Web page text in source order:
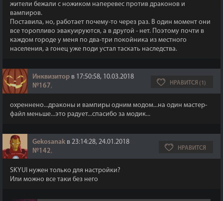
жители бежали с ножиком наперевес против драконов и
вампиров.
Поставила, но, работает почему-то через раз. В один момент они
все торопливо эвакуируются, а в другой - нет. Поэтому почти в
каждом городе у меня по два-три покойника из местного
населения, а гонец уже поди устал таскать наследства.
Инквизитор в 17:50:58, 10.03.2018
№167, НРАВИТСЯ (1)
охреннено...драконы и вампиры одним модом...на один мастер-
файл меньше...это радует...спасибо за модик...
Gekosanak в 23:14:28, 24.01.2018
№142, НРАВИТСЯ
SKYUI нужен только для настройки?
Или можно все таки без него